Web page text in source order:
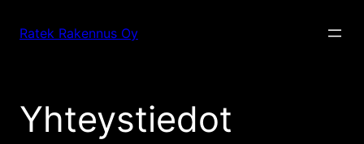
sisältöön
Ratek Rakennus Oy
Yhteystiedot